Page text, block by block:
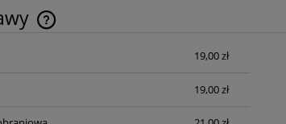
Cena nie zawiera ewentualnych kosztów
19,00 zł
19,00 zł